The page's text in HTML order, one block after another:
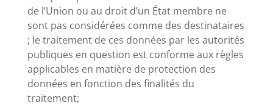
de l’Union ou au droit d’un État membre ne
sont pas considérées comme des destinataires
; le traitement de ces données par les autorités
publiques en question est conforme aux règles
applicables en matière de protection des
données en fonction des finalités du
traitement;